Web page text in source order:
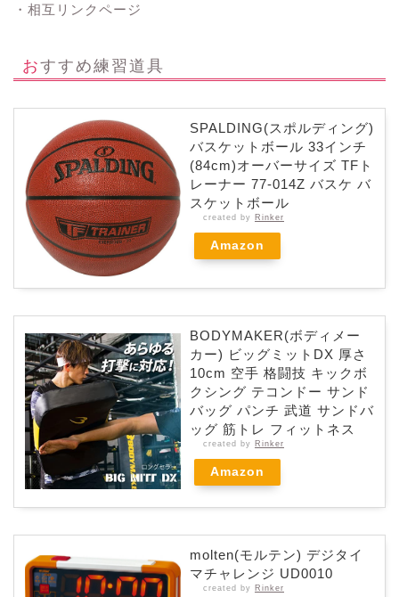
・相互リンクページ
おすすめ練習道具
SPALDING(スポルディング)
バスケットボール 33インチ
(84cm)オーバーサイズ TFト
レーナー 77-014Z バスケ バ
スケットボール
created by Rinker
Amazon
BODYMAKER(ボディメー
カー) ビッグミットDX 厚さ
10cm 空手 格闘技 キックボ
クシング テコンドー サンド
バッグ パンチ 武道 サンドバ
ッグ 筋トレ フィットネス
created by Rinker
Amazon
molten(モルテン) デジタイ
マチャレンジ UD0010
created by Rinker